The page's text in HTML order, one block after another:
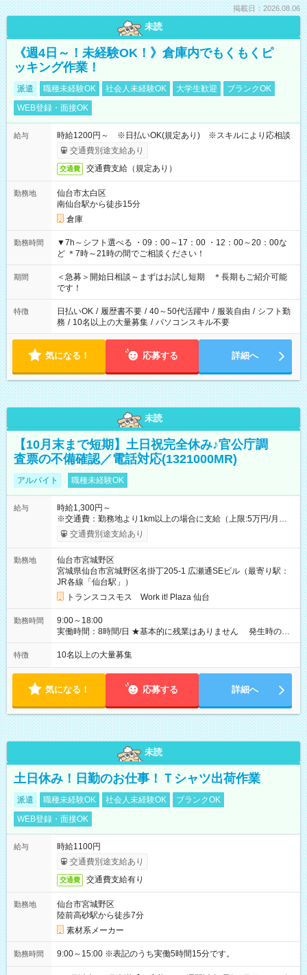
掲載日：2026.08.06
未読
《週4日～！未経験OK！》倉庫内でもくもくピ
ッキング作業！
派遣 職種未経験OK 社会人未経験OK 大学生歓迎
ブランクOK
WEB登録・面接OK
給与
時給1200円～ ※日払いOK(規定あり) ※スキルにより応相談
交通費別途支給あり
交通費 交通費支給（規定あり）
勤務地
仙台市太白区
南仙台駅から徒歩15分
倉庫
勤務時間
▼7h～シフト選べる ・09：00～17：00 ・12：00～20：00な
ど ＊7時～21時の間でご相談ください！
期間
＜急募＞開始日相談～まずはお試し短期 ＊長期もご紹介可能
です！
特徴 日払いOK / 履歴書不要 / 40～50代活躍中 / 服装自由 / シフト勤
務 / 10名以上の大量募集 / パソコンスキル不要
気になる！ 応募する 詳細へ
未読
【10月末まで短期】土日祝完全休み♪官公庁調
査票の不備確認／電話対応(1321000MR)
アルバイト 職種未経験OK
給与
時給1,300円～
※交通費：勤務地より1km以上の場合に支給（上限:5万円/月・
2,500円/日） ※残業代：残業発生時は1分単位で支給 ※研修中の
給与変動なし ＜ 収入例 ＞ ■週5日勤務の場合… 月収22万8,800
4日勤務の場合… 月収16万6,400円以上可能 ※交通費別途支給
（時給1,300円×8時間×16日） 【試用期間】試用期間なし
交通費別途支給あり
勤務地
仙台市宮城野区
宮城県仙台市宮城野区名掛丁205-1 広瀬通SEビル（最寄り駅：
JR各線「仙台駅」）
トランスコスモス Work it! Plaza 仙台
勤務時間
9:00～18:00
実働時間：8時間/日 ★基本的に残業はありません 発生時の残
業代は1分単位で支給いたします
特徴 10名以上の大量募集
気になる！ 応募する 詳細へ
未読
土日休み！日勤のお仕事！Ｔシャツ出荷作業
派遣 職種未経験OK 社会人未経験OK
ブランクOK
WEB登録・面接OK
給与
時給1100円
交通費別途支給あり
交通費 交通費支給有り
勤務地
仙台市宮城野区
陸前高砂駅から徒歩7分
素材系メーカー
勤務時間 9:00～15:00 ※表記のうち実働5時間15分です。